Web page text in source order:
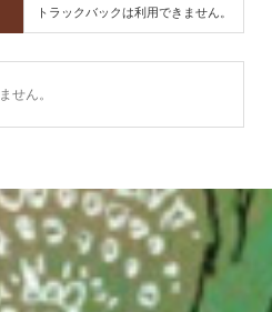
トラックバックは利用できません。
せん。